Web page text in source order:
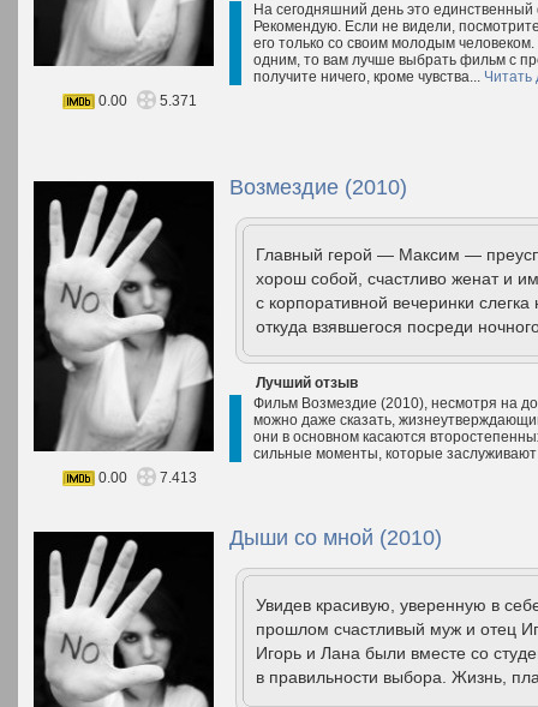
На сегодняшний день это
Рекомендую. Если не видели,
его только со своим молодым
одним, то вам лучше выбрать фильм с
получите ничего, кроме чувства... Читать
0.00
5.371
Возмездие (2010)
Главный герой — Максим —
хорош собой, счастливо женат и
с корпоративной вечеринки
откуда взявшегося посреди
Лучший отзыв
Фильм Возмездие (2010), несмотря на
можно даже сказать,
они в основном касаются
сильные моменты, которые
0.00
7.413
Дыши со мной (2010)
Увидев красивую, уверенную в
прошлом счастливый муж и отец
Игорь и Лана были вместе со
в правильности выбора. Жизнь,